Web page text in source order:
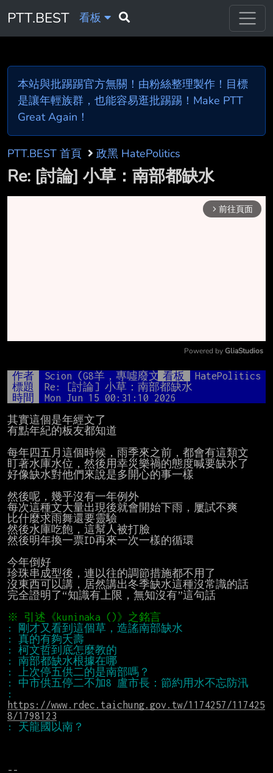
PTT.BEST 看板
本站與批踢踢官方無關！由粉絲整理製作！目標
是讓年輕族群，也能容易逛批踢踢！Make PTT
Great Again！
PTT.BEST 首頁 政黑 HatePolitics
Re: [討論] 小草：南部都缺水
arrow_forward_ios 前往頁面
Mute
Powered by GliaStudios
作者 Scion (G8羊，專噓廢文)看板
HatePolitics
標題
Re: [討論] 小草：南部都缺水
時間
Mon Jun 15 00:31:10 2026
其實這個是年經文了
有點年紀的板友都知道
每年四五月這個時候，雨季來之前，都會有這類文
盯著水庫水位，然後用幸災樂禍的態度喊要缺水了
好像缺水對他們來說是多開心的事一樣
然後呢，幾乎沒有一年例外
每次這種文大量出現後就會開始下雨，屢試不爽
比什麼求雨舞還要靈驗
然後水庫吃飽，這幫人被打臉
然後明年換一票ID再來一次一樣的循環
今年倒好
珍珠串成型後，連以往的調節措施都不用了
沒東西可以講，居然講出冬季缺水這種沒常識的話
完全證明了“知識有上限，無知沒有”這句話
※ 引述《kuninaka ()》之銘言
https://www.rdec.taichung.gov.tw/1174257/117425
8/1798123